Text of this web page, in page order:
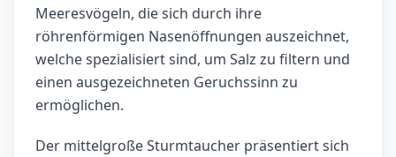
Meeresvögeln, die sich durch ihre
röhrenförmigen Nasenöffnungen auszeichnet,
welche spezialisiert sind, um Salz zu filtern und
einen ausgezeichneten Geruchssinn zu
ermöglichen.
Der mittelgroße Sturmtaucher präsentiert sich